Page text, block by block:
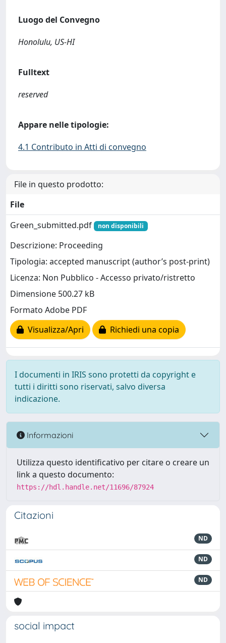
Luogo del Convegno
Honolulu, US-HI
Fulltext
reserved
Appare nelle tipologie:
4.1 Contributo in Atti di convegno
File in questo prodotto:
File
Green_submitted.pdf
non disponibili
Descrizione: Proceeding
Tipologia: accepted manuscript (author’s post-print)
Licenza: Non Pubblico - Accesso privato/ristretto
Dimensione 500.27 kB
Formato Adobe PDF
Visualizza/Apri
Richiedi una copia
I documenti in IRIS sono protetti da copyright e
tutti i diritti sono riservati, salvo diversa
indicazione.
Informazioni
Utilizza questo identificativo per citare o creare un
link a questo documento:
https://hdl.handle.net/11696/87924
Citazioni
ND
ND
ND
social impact